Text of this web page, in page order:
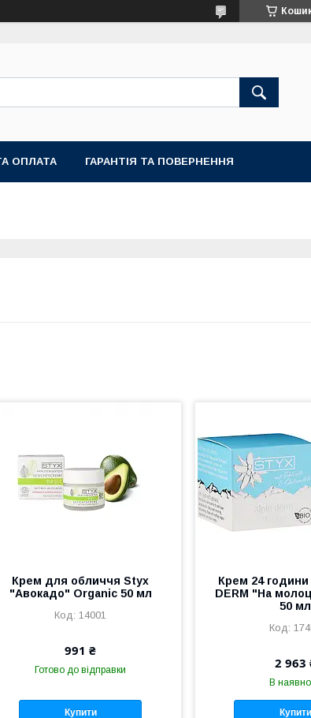
ОПЛАТА ГАРАНТІЯ ТА ПОВЕРНЕННЯ
Крем для обличчя Styx
"Авокадо" Organic 50 мл
14001
991 ₴
Готово до відправки
Купити
Крем 24 години
DERM "На
50 мл
2 963
В
Купити